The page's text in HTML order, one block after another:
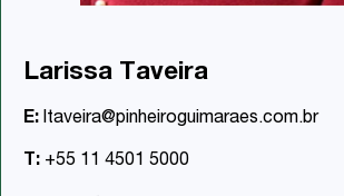
Larissa Taveira
E: ltaveira@pinheiroguimaraes.com.br
T: +55 11 4501 5000